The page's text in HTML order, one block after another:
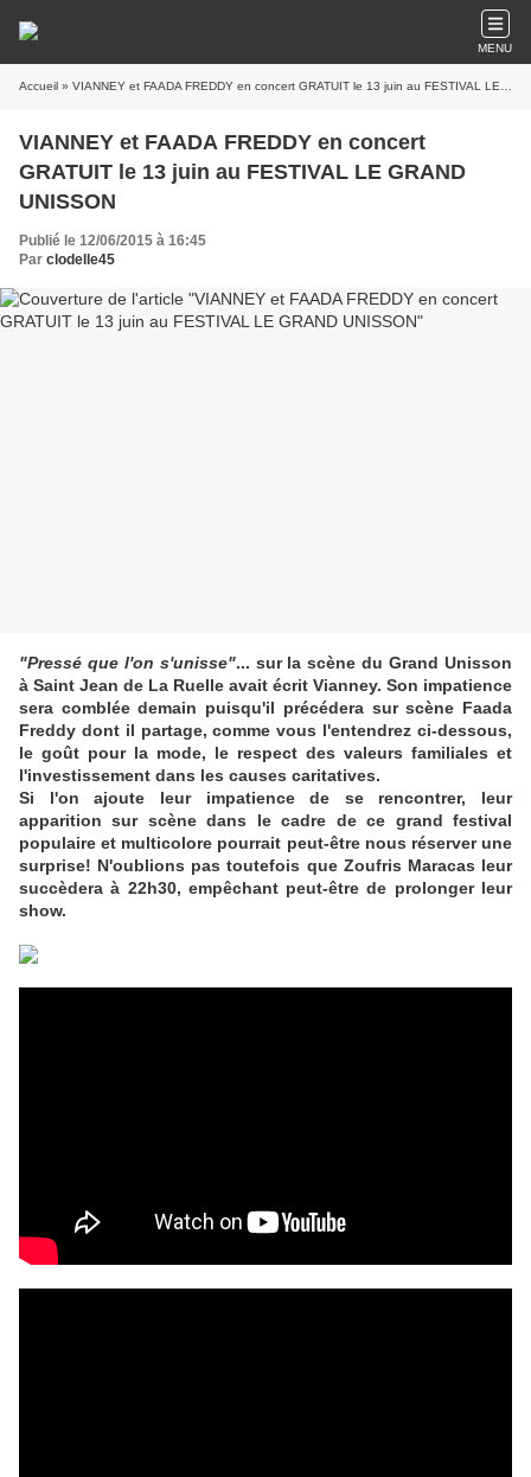
MENU
Accueil » VIANNEY et FAADA FREDDY en concert GRATUIT le 13 juin au FESTIVAL LE GRAND UNISSON
VIANNEY et FAADA FREDDY en concert
GRATUIT le 13 juin au FESTIVAL LE GRAND
UNISSON
Publié le 12/06/2015 à 16:45
Par clodelle45
"Pressé que l'on s'unisse"... sur la scène du Grand Unisson
à Saint Jean de La Ruelle avait écrit Vianney. Son impatience
sera comblée demain puisqu'il précédera sur scène Faada
Freddy dont il partage, comme vous l'entendrez ci-dessous,
le goût pour la mode, le respect des valeurs familiales et
l'investissement dans les causes caritatives.
Si l'on ajoute leur impatience de se rencontrer, leur
apparition sur scène dans le cadre de ce grand festival
populaire et multicolore pourrait peut-être nous réserver une
surprise! N'oublions pas toutefois que Zoufris Maracas leur
succèdera à 22h30, empêchant peut-être de prolonger leur
show.